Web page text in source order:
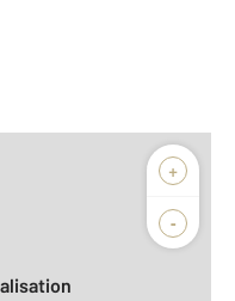
+
-
Biens vendus